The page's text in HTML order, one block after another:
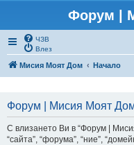
Форум |
ЧЗВ
Влез
Мисия Моят Дом Начало
Форум | Мисия Моят
С влизането Ви в “Форум |
“сайта”, “форума”, “ние”,